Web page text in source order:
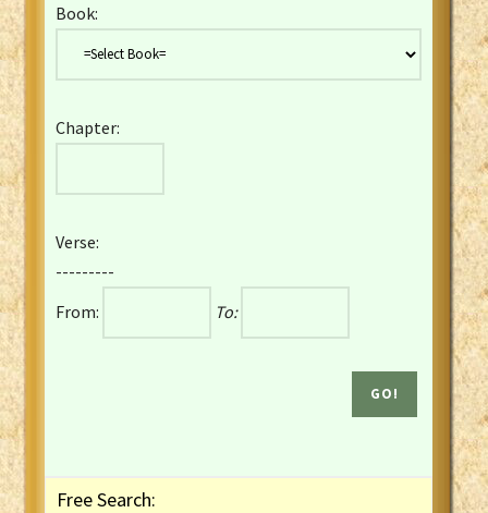
Czech Kralicka Bible
English YLT 1898 Bible
French Darby Bible
French Louis Segond Bible
Gaelic (Manx) Selections
Gaelic (Scottish) Mark
Book:
Chapter:
Verse:
---------
From:
To:
Free Search: